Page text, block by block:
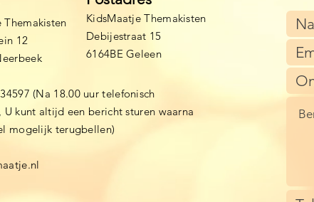
Themakisten
12
(Na 18.00 uur telefonisch
U kunt altijd een bericht sturen waarna
mogelijk terugbellen)
KidsMaatje Themakisten
Debijestraat 15
6164BE Geleen